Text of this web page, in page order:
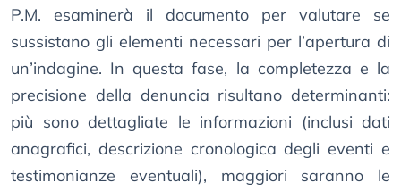
P.M. esaminerà il documento per valutare se
sussistano gli elementi necessari per l’apertura di
un’indagine. In questa fase, la completezza e la
precisione della denuncia risultano determinanti:
più sono dettagliate le informazioni (inclusi dati
anagrafici, descrizione cronologica degli eventi e
testimonianze eventuali), maggiori saranno le